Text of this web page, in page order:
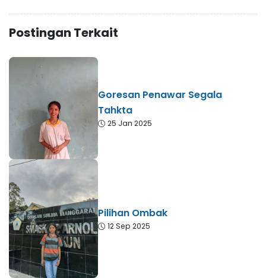
Postingan Terkait
Goresan Penawar Segala
Tahkta
25 Jan 2025
Pilihan Ombak
12 Sep 2025